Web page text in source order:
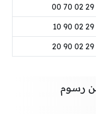
29 02 70 00
29 02 90 10
29 02 90 20
رسوم